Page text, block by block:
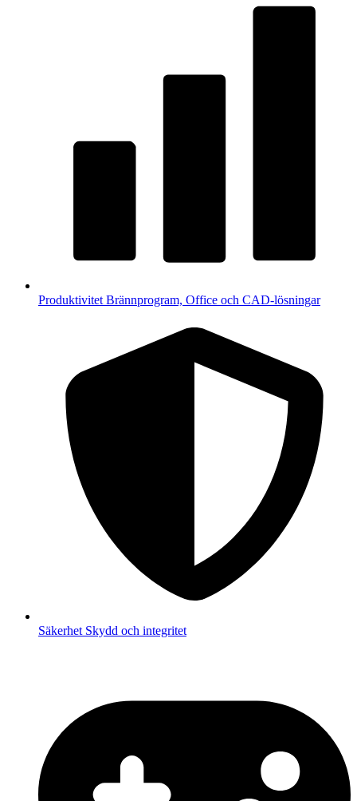
Produktivitet Brännprogram, Office och CAD-lösningar
Säkerhet Skydd och integritet